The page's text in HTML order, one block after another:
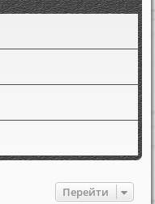
Перейти